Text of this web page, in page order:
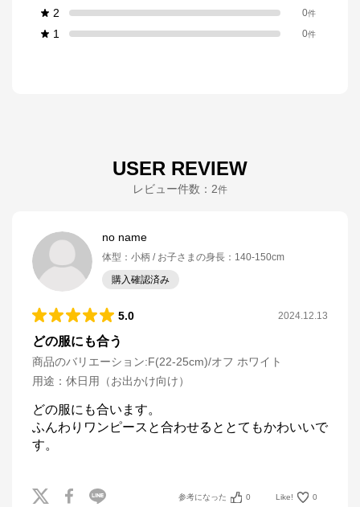
2 0件
1 0件
USER REVIEW
レビュー件数： 2件
no name
体型 ： 小柄 お子さまの身長 ： 140-150cm
購入確認済み
5.0 2024.12.13
どの服にも合う
商品のバリエーション:F(22-25cm)/オフ ホワイト
用途 ： 休日用（お出かけ向け）
どの服にも合います。
ふんわりワンピースと合わせるととてもかわいいで
す。
参考になった 0 Like! 0